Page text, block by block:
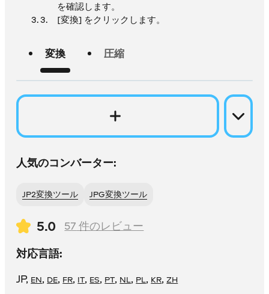
を確認します。
[変換] をクリックします。
変換 圧縮
人気のコンバーター:
JP2変換ツール JPG変換ツール
5.0 57 件のレビュー
対応言語:
JP, EN, DE, FR, IT, ES, PT, NL, PL, KR,ZH